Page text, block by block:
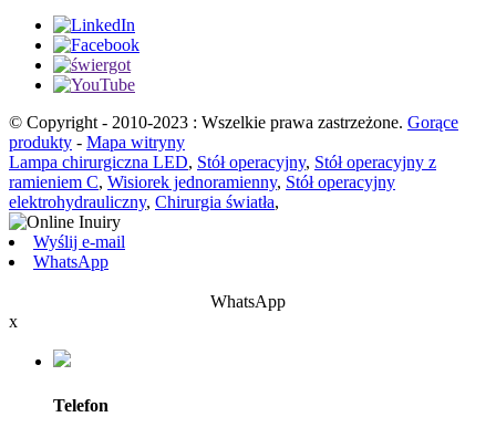
© Copyright - 2010-2023 : Wszelkie prawa zastrzeżone. Gorące
produkty - Mapa witryny
Lampa chirurgiczna LED, Stół operacyjny, Stół operacyjny z
ramieniem C, Wisiorek jednoramienny, Stół operacyjny
elektrohydrauliczny, Chirurgia światła,
Wyślij e-mail
WhatsApp
WhatsApp
x
Telefon